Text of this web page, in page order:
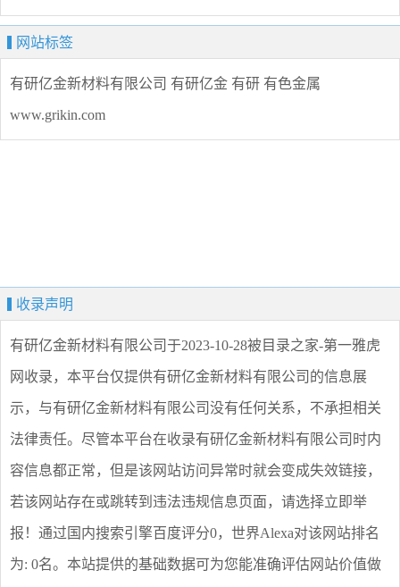
网站标签
有研亿金新材料有限公司 有研亿金 有研 有色金属
www.grikin.com
收录声明
有研亿金新材料有限公司 于2023-10-28被目录之家-第一雅虎
网收录，本平台仅提供有研亿金新材料有限公司 的信息展
示，与有研亿金新材料有限公司没有任何关系，不承担相关
法律责任。尽管本平台在收录有研亿金新材料有限公司 时内
容信息都正常，但是该网站访问异常时就会变成失效链接，
若该网站存在或跳转到违法违规信息页面，请选择立即举
报 ！通过国内搜索引擎百度评分0，世界Alexa对该网站排名
为: 0名。本站提供的基础数据可为您能准确评估网站价值做